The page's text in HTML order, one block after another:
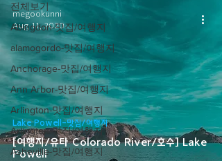
전체보기
Abingdon-맛집/여행지
alamogordo-맛집/여행지
Anchorage-맛집/여행지
Ann Arbor-맛집/여행지
Arlington-맛집/여행지
Arlington-맛집/여행지
Asheville-맛집/여행지
[여행지/유타 Colorado River/호수] Lake
Powell
Lake Powell-맛집/여행지
megookunni
Aug 11, 2020